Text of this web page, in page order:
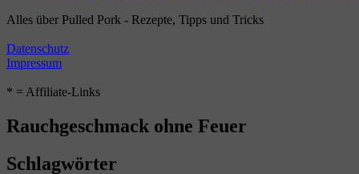
Alles über Pulled Pork - Rezepte, Tipps und Tricks
Datenschutz
Impressum
* = Affiliate-Links
Rauchgeschmack ohne Feuer
Schlagwörter